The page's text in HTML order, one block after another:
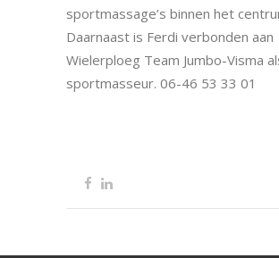
sportmassage’s binnen het
Daarnaast is Ferdi verbonden aan
Wielerploeg Team Jumbo-Visma
sportmasseur. 06-46 53 33 01